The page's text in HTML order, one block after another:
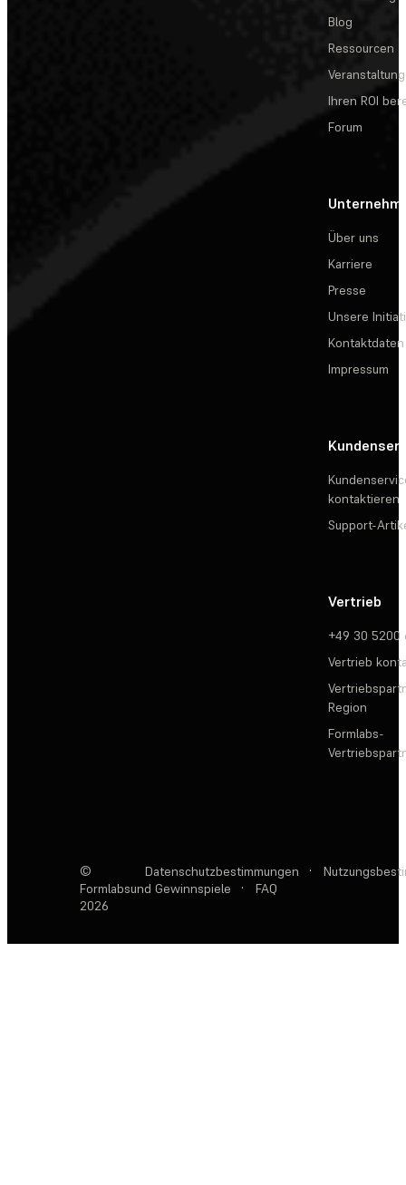
Blog
Ressourcen
Ihren ROI
Forum
Über uns
Karriere
Presse
Unsere
Kontaktdaten
Impressum
kontaktieren
Support-
Vertrieb
+49 30 5200
Vertrieb
Region
Formlabs-
©
Formlabs
2026
Datenschutzbestimmungen ·
und Gewinnspiele
· FAQ